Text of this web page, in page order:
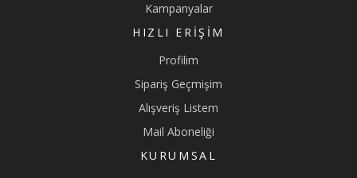
Kampanyalar
HIZLI ERIŞIM
Profilim
Sipariş Geçmişim
Alışveriş Listem
Mail Aboneliği
KURUMSAL